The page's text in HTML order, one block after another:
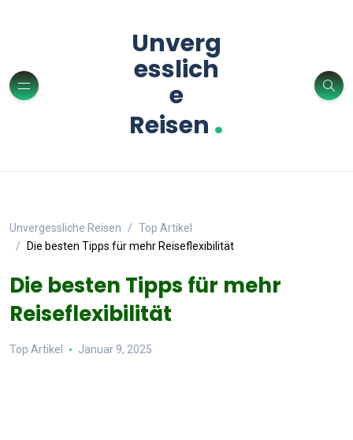
Unverg
esslich
e
Reisen .
Unvergessliche Reisen
Top Artikel
Die besten Tipps für mehr Reiseflexibilität
Die besten Tipps für mehr
Reiseflexibilität
Top Artikel Januar 9, 2025